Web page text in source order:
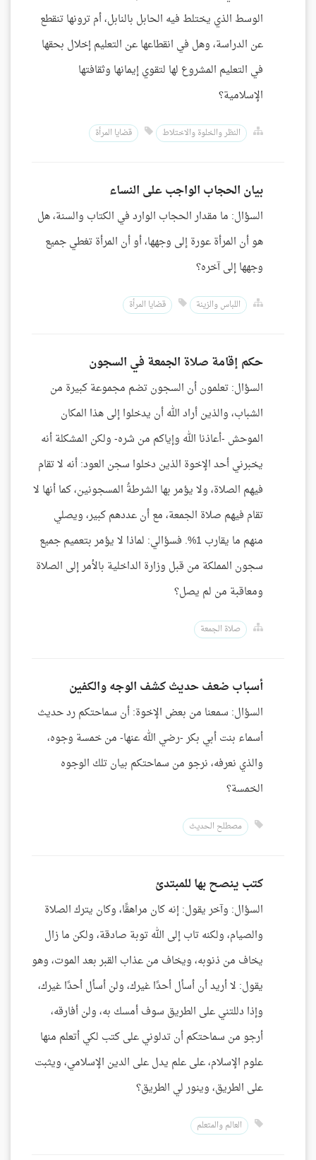
الوسط الذي يختلط فيه الحابل بالنابل، أم ترونها تنقطع
عن الدراسة، وهل في انقطاعها عن التعليم إخلال بحقها
في التعليم المشروع لها لتقوي إيمانها وثقافتها
الإسلامية؟
النظر والخلوة والاختلاط قضايا المرأة
بيان الحجاب الواجب على النساء
السؤال: ما مقدار الحجاب الوارد في الكتاب والسنة، هل
هو أن المرأة عورة إلى وجهها، أو أن المرأة تغطي جميع
وجهها إلى آخره؟
اللباس والزينة قضايا المرأة
حكم إقامة صلاة الجمعة في السجون
السؤال: تعلمون أن السجون تضم مجموعة كبيرة من
الشباب، والذين أراد الله أن يدخلوا إلى هذا المكان
الموحش -أعاذنا الله وإياكم من شره- ولكن المشكلة أنه
يخبرني أحد الإخوة الذين دخلوا سجن العود: أنه لا تقام
فيهم الصلاة، ولا يؤمر بها الشرطةُ المسجونين، كما أنها لا
تقام فيهم صلاة الجمعة، مع أن عددهم كبير، ويصلي
منهم ما يقارب 1%. فسؤالي: لماذا لا يؤمر بتعميم جميع
سجون المملكة من قبل وزارة الداخلية بالأمر إلى الصلاة
ومعاقبة من لم يصل؟
صلاة الجمعة
أسباب ضعف حديث كشف الوجه والكفين
السؤال: سمعنا من بعض الإخوة: أن سماحتكم رد حديث
أسماء بنت أبي بكر -رضي الله عنها- من خمسة وجوه،
والذي نعرفه، نرجو من سماحتكم بيان تلك الوجوه
الخمسة؟
مصطلح الحديث
كتب ينصح بها للمبتدئ
السؤال: وآخر يقول: إنه كان مراهقًا، وكان يترك الصلاة
والصيام، ولكنه تاب إلى الله توبة صادقة، ولكن ما زال
يخاف من ذنوبه، ويخاف من عذاب القبر بعد الموت، وهو
يقول: لا أريد أن أسأل أحدًا غيرك، ولن أسأل أحدًا غيرك،
وإذا دللتني على الطريق سوف أمسك به، ولن أفارقه،
أرجو من سماحتكم أن تدلوني على كتب لكي أتعلم منها
علوم الإسلام، على علم يدل على الدين الإسلامي، ويثبت
على الطريق، وينور لي الطريق؟
العالم والمتعلم